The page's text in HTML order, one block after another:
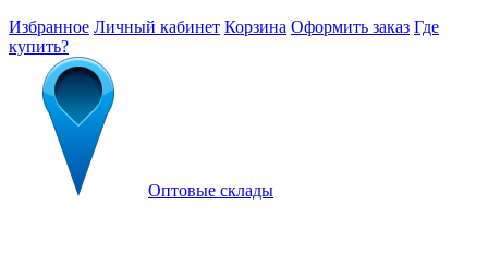
Избранное Личный кабинет Корзина Оформить заказ Где
купить?
Оптовые склады